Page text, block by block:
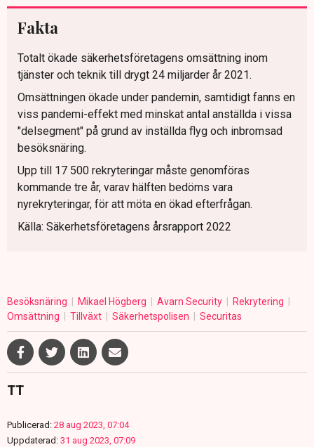
Fakta
Totalt ökade säkerhetsföretagens omsättning inom
tjänster och teknik till drygt 24 miljarder år 2021.
Omsättningen ökade under pandemin, samtidigt fanns en
viss pandemi-effekt med minskat antal anställda i vissa
"delsegment" på grund av inställda flyg och inbromsad
besöksnäring.
Upp till 17 500 rekryteringar måste genomföras
kommande tre år, varav hälften bedöms vara
nyrekryteringar, för att möta en ökad efterfrågan.
Källa: Säkerhetsföretagens årsrapport 2022
Besöksnäring Mikael Högberg Avarn Security
Rekrytering
Omsättning
Tillväxt Säkerhetspolisen Securitas
TT
Publicerad: 28 aug 2023, 07:04
Uppdaterad: 31 aug 2023, 07:09